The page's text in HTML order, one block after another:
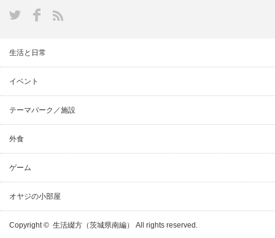
生活と日常
イベント
テーマパーク／施設
外食
ゲーム
オヤジの小部屋
Copyright © 生活綴方（茨城県南編） All rights reserved.